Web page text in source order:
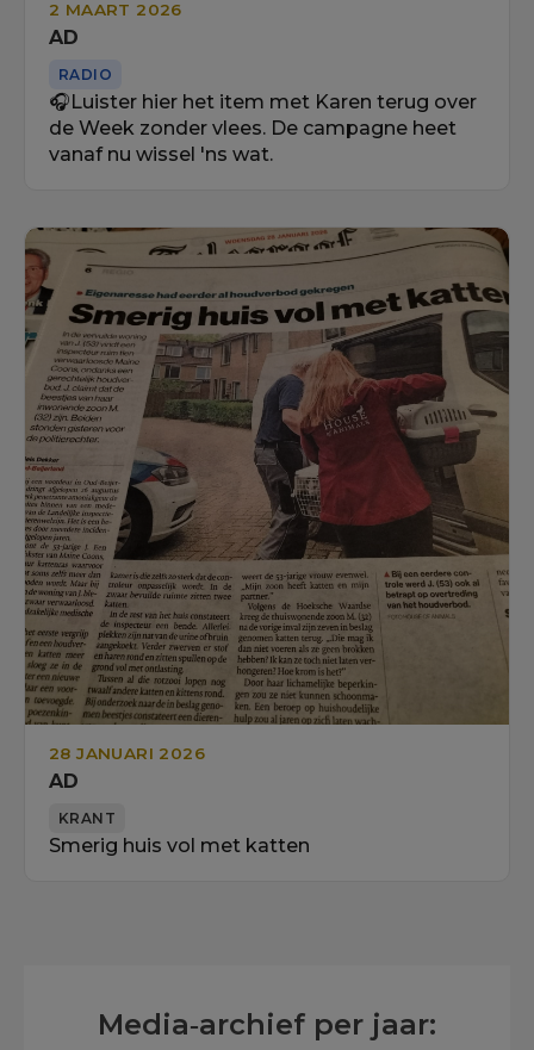
2 MAART 2026
AD
RADIO
🎧Luister hier het item met Karen terug over
de Week zonder vlees. De campagne heet
vanaf nu wissel 'ns wat.
28 JANUARI 2026
AD
KRANT
Smerig huis vol met katten
Media‑archief per jaar: